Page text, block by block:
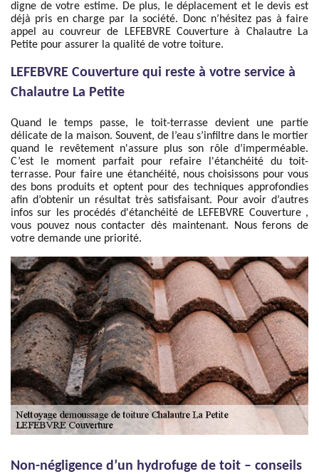
digne de votre estime. De plus, le déplacement et le devis est
déjà pris en charge par la société. Donc n’hésitez pas à faire
appel au couvreur de LEFEBVRE Couverture à Chalautre La
Petite pour assurer la qualité de votre toiture.
LEFEBVRE Couverture qui reste à votre service à
Chalautre La Petite
Quand le temps passe, le toit-terrasse devient une partie
délicate de la maison. Souvent, de l’eau s’infiltre dans le mortier
quand le revêtement n'assure plus son rôle d’imperméable.
C’est le moment parfait pour refaire l'étanchéité du toit-
terrasse. Pour faire une étanchéité, nous choisissons pour vous
des bons produits et optent pour des techniques approfondies
afin d’obtenir un résultat très satisfaisant. Pour avoir d’autres
infos sur les procédés d'étanchéité de LEFEBVRE Couverture ,
vous pouvez nous contacter dès maintenant. Nous ferons de
votre demande une priorité.
Non-négligence d’un hydrofuge de toit – conseils